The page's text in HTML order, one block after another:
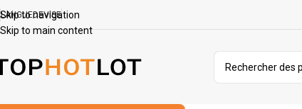
Skip to navigation
Skip to main content
LANGUEDEVISE